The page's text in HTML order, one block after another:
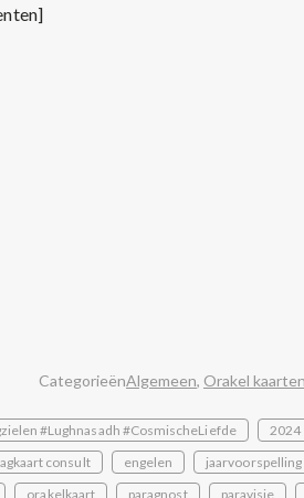
CategorieënAlgemeen, Orakel
#Lughnasadh #CosmischeLiefde 2024
consult engelen jaarvoorspelling
orakelkaart paragnost paravisie